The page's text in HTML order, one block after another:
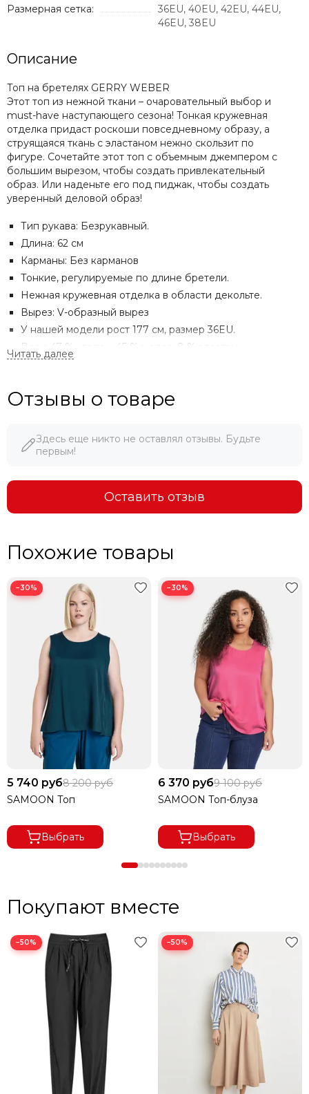
Размерная сетка:
36EU, 40EU, 42EU, 44EU,
46EU, 38EU
Описание
Топ на бретелях GERRY WEBER
Этот топ из нежной ткани – очаровательный выбор и
must-have наступающего сезона! Тонкая кружевная
отделка придаст роскоши повседневному образу, а
струящаяся ткань с эластаном нежно скользит по
фигуре. Сочетайте этот топ с объемным джемпером с
большим вырезом, чтобы создать привлекательный
образ. Или наденьте его под пиджак, чтобы создать
уверенный деловой образ!
Тип рукава: Безрукавный.
Длина: 62 см
Карманы: Без карманов
Тонкие, регулируемые по длине бретели.
Нежная кружевная отделка в области декольте.
Вырез: V-образный вырез
У нашей модели рост 177 см, размер 36EU.
Верх: 47 % хлопок, 45 % модал, 8 % эластан.
МЫ ДОРОЖИМ ПОКУПАТЕЛЯМИ!
При указании ссылки на ресурс или сайт, где данный
товар дешевле - мы продаем по цене конкурента.
Мы осуществляем доставку заказов на территории
В ГОРОДА ДАЛЬНЕВОСТОЧНОГО РЕГИОНА ДОСТАВКА
ОСУЩЕСТВЛЯЕТСЯ ПО ПРЕДОПЛАТЕ.
ПРИ ВЫКУПЕ ЗАКАЗА ОТ 8000 РУБЛЕЙ ДОСТАВКА
БЕСПЛАТНАЯ.
ПРИ ОТКАЗЕ ОТ ПОСЫЛКИ И ЕСЛИ СУММА ТОВАРА ПРИ
ЧАСТИЧНОМ ВЫКУПЕ
Отзывы о товаре
Здесь еще никто не оставлял отзывы. Будьте
первым!
Оставить отзыв
Похожие товары
−30%
5 740 руб8 200 руб
SAMOON Топ
Выбрать
−30%
6 370 руб9 100 руб
SAMOON Топ-блуза
Выбрать
Покупают вместе
−50% −50%